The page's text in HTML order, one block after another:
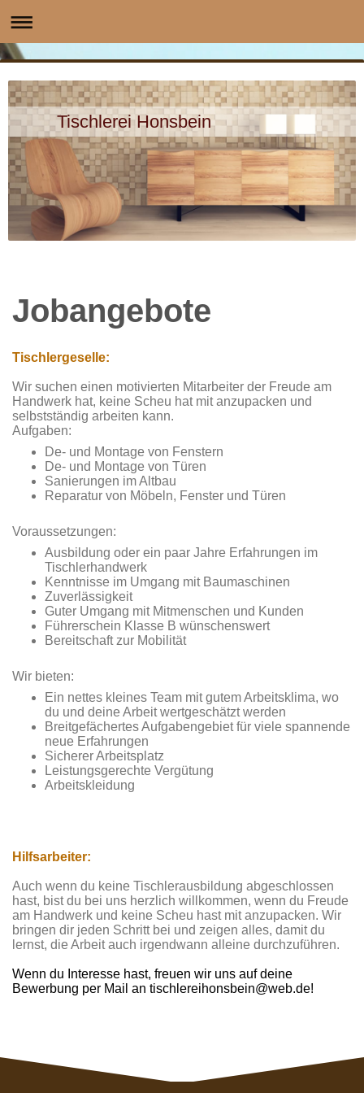
Tischlerei Honsbein
Jobangebote
Tischlergeselle:
Wir suchen einen motivierten Mitarbeiter der Freude am
Handwerk hat, keine Scheu hat mit anzupacken und
selbstständig arbeiten kann.
Aufgaben:
De- und Montage von Fenstern
De- und Montage von Türen
Sanierungen im Altbau
Reparatur von Möbeln, Fenster und Türen
Voraussetzungen:
Ausbildung oder ein paar Jahre Erfahrungen im
Tischlerhandwerk
Kenntnisse im Umgang mit Baumaschinen
Zuverlässigkeit
Guter Umgang mit Mitmenschen und Kunden
Führerschein Klasse B wünschenswert
Bereitschaft zur Mobilität
Wir bieten:
Ein nettes kleines Team mit gutem Arbeitsklima, wo
du und deine Arbeit wertgeschätzt werden
Breitgefächertes Aufgabengebiet für viele spannende
neue Erfahrungen
Sicherer Arbeitsplatz
Leistungsgerechte Vergütung
Arbeitskleidung
Hilfsarbeiter:
Auch wenn du keine Tischlerausbildung abgeschlossen
hast, bist du bei uns herzlich willkommen, wenn du Freude
am Handwerk und keine Scheu hast mit anzupacken. Wir
bringen dir jeden Schritt bei und zeigen alles, damit du
lernst, die Arbeit auch irgendwann alleine durchzuführen.
Wenn du Interesse hast, freuen wir uns auf deine
Bewerbung per Mail an tischlereihonsbein@web.de!